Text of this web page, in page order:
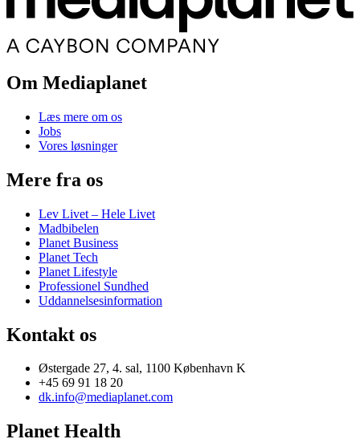
Om Mediaplanet
Læs mere om os
Jobs
Vores løsninger
Mere fra os
Lev Livet – Hele Livet
Madbibelen
Planet Business
Planet Tech
Planet Lifestyle
Professionel Sundhed
Uddannelsesinformation
Kontakt os
Østergade 27, 4. sal, 1100 København K
+45 69 91 18 20
dk.info@mediaplanet.com
Planet Health